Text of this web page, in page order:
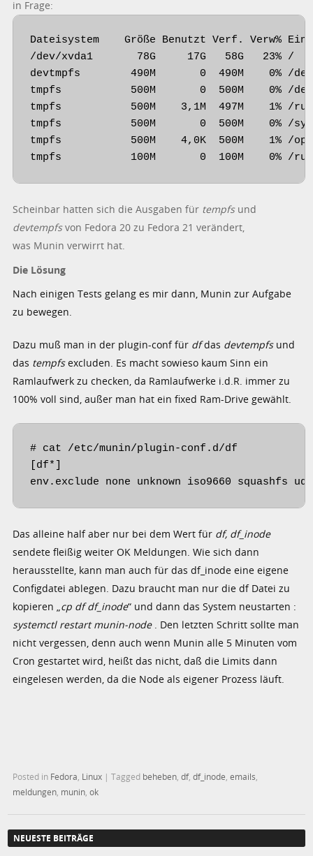
in Frage:
Dateisystem    Größe Benutzt Verf. Verw%
/dev/xvda1       78G     17G   58G   23% /
devtmpfs        490M       0  490M    0% /dev
tmpfs           500M       0  500M    0% /
tmpfs           500M    3,1M  497M    1% /run
tmpfs           500M       0  500M    0% /
tmpfs           500M    4,0K  500M    1% /
tmpfs           100M       0  100M    0% /
Scheinbar hatten sich die Ausgaben für tempfsund
devtempfsvon Fedora 20 zu Fedora 21 verändert,
was Munin verwirrt hat.
Die Lösung
Nach einigen Tests gelang es mir dann, Munin zur Aufgabe
zu bewegen.
Dazu muß man in der plugin-conf für dfdas devtempfsund
das tempfsexcluden. Es macht sowieso kaum Sinn ein
Ramlaufwerk zu checken, da Ramlaufwerke i.d.R. immer zu
100% voll sind, außer man hat ein fixed Ram-Drive gewählt.
# cat /etc/munin/plugin-conf.d/df
[df*]
env.exclude none unknown iso9660 squashfs
Das alleine half aber nur bei dem Wert für df, df_inode
sendete fleißig weiter OK Meldungen. Wie sich dann
herausstellte, kann man auch für das df_inode eine eigene
Configdatei ablegen. Dazu braucht man nur die df Datei zu
kopieren „cp df df_inode“ und dann das System neustarten :
systemctl restart munin-node. Den letzten Schritt sollte man
nicht vergessen, denn auch wenn Munin alle 5 Minuten vom
Cron gestartet wird, heißt das nicht, daß die Limits dann
eingelesen werden, da die Node als eigener Prozess läuft.
Posted in Fedora Linux |Tagged beheben ,df,df_inode ,emails
meldungen munin ,ok
NEUESTE BEITRÄGE